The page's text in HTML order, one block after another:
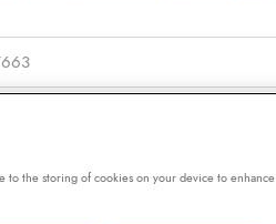
laajan
huijausviestit ja roskapostit.
to the storing of cookies on your device to